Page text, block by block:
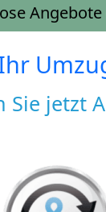
Sie jetzt